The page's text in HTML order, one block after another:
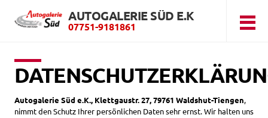
AUTOGALERIE SÜD E.K
07751-9181861
Autogalerie Süd e.K., Klettgaustr. 27, 79761 Waldshut-Tiengen,
nimmt den Schutz Ihrer persönlichen Daten sehr ernst. Wir halten uns